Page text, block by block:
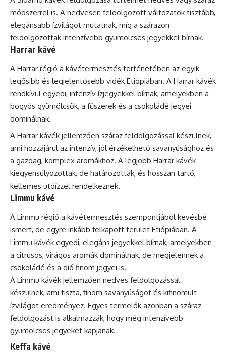
módszerrel is. A nedvesen feldolgozott változatok tisztább,
elegánsabb ízvilágot mutatnak, míg a szárazon
feldolgozottak intenzívebb gyümölcsös jegyekkel bírnak.
Harrar kávé
A Harrar régió a kávétermesztés történetében az egyik
legősibb és legjelentősebb vidék Etiópiában. A Harrar kávék
rendkívül egyedi, intenzív ízjegyekkel bírnak, amelyekben a
bogyós gyümölcsök, a fűszerek és a csokoládé jegyei
dominálnak.
A Harrar kávék jellemzően száraz feldolgozással készülnek,
ami hozzájárul az intenzív, jól érzékelhető savanyúsághoz és
a gazdag, komplex aromákhoz. A legjobb Harrar kávék
kiegyensúlyozottak, de határozottak, és hosszan tartó,
kellemes utóízzel rendelkeznek.
Limmu kávé
A Limmu régió a kávétermesztés szempontjából kevésbé
ismert, de egyre inkább felkapott terület Etiópiában. A
Limmu kávék egyedi, elegáns jegyekkel bírnak, amelyekben
a citrusos, virágos aromák dominálnak, de megjelennek a
csokoládé és a dió finom jegyei is.
A Limmu kávék jellemzően nedves feldolgozással
készülnek, ami tiszta, finom savanyúságot és kifinomult
ízvilágot eredményez. Egyes termelők azonban a száraz
feldolgozást is alkalmazzák, hogy még intenzívebb
gyümölcsös jegyeket kapjanak.
Keffa kávé